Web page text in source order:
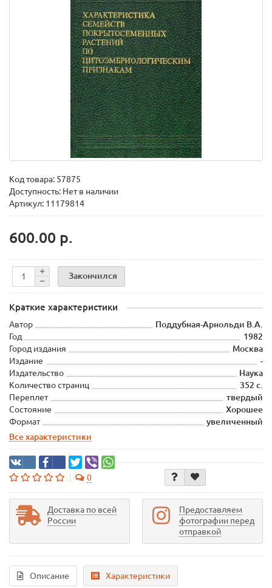
Код товара: 57875
Доступность: Нет в наличии
Артикул: 11179814
600.00 р.
Закончился
Краткие характеристики
Автор
Поддубная-Арнольди В.А.
Год
1982
Город издания
Москва
Издание
-
Издательство
Наука
Количество страниц
352 с.
Переплет
твердый
Состояние
Хорошее
Формат
увеличенный
Все характеристики
0
Доставка по всей
России
Предоставляем
фотографии перед
отправкой
Описание Характеристики